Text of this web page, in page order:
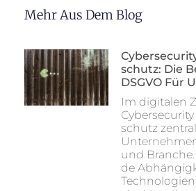
Mehr Aus Dem Blog
Schutz: Die
DSGVO Für
Im digi­ta­len
schutz
und
de